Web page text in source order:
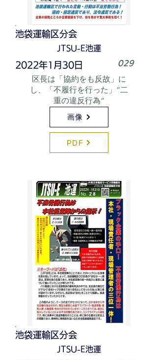
池袋運輸区分会
JTSU-E池運
2022年1月30日 029
区長は「協約をも反故」に
し、「不履行を行った」”二
重の違反行為”
画像
PDF
池袋運輸区分会
JTSU-E池運